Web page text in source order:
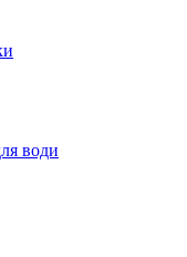
води